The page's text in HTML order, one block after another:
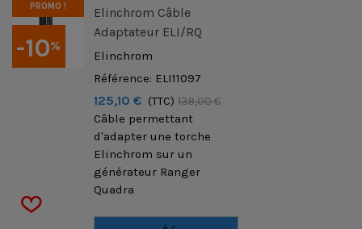
-10%
PROMO !
Elinchrom Câble
Adaptateur ELI/RQ
Elinchrom
Référence: ELI11097
125,10 € (TTC) 139,00 €
Câble permettant
d'adapter une torche
Elinchrom sur un
générateur Ranger
Quadra